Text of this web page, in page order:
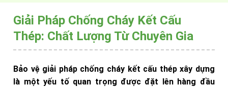
Giải Pháp Chống Cháy Kết Cấu
Thép: Chất Lượng Từ Chuyên Gia
Bảo vệ giải pháp chống cháy kết cấu thép xây dựng
là một yếu tố quan trọng được đặt lên hàng đầu